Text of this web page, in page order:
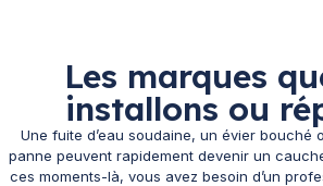
Les marques
installons ou
Une fuite d’eau soudaine, un évier bouché
panne peuvent rapidement devenir un
ces moments-là, vous avez besoin d’un